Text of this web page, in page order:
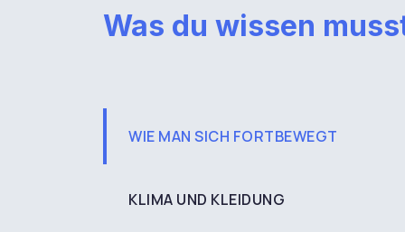
Was du wissen
WIE MAN SICH FORTBEWEGT
KLIMA UND KLEIDUNG